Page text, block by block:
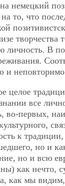
немецкий
то, что
творчества
личность. В
и
целое
все
во-первых,
к
но и
но и всю
как нечто,
как мы